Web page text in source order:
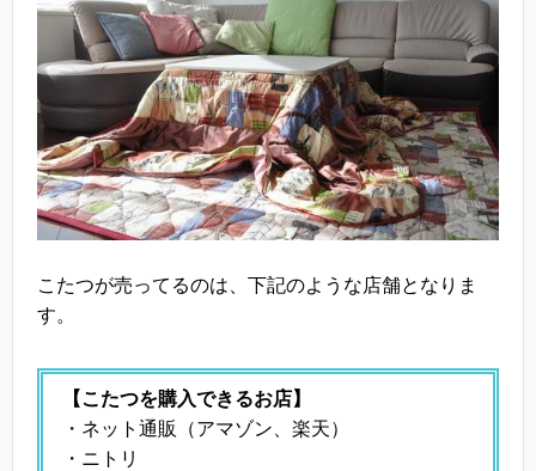
こたつが売ってるのは、下記のような店舗となりま
す。
【こたつを購入できるお店】
・ネット通販（アマゾン、楽天）
・ニトリ